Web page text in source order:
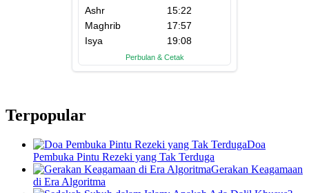
Terpopular
Doa
Pembuka Pintu Rezeki yang Tak Terduga
Gerakan Keagamaan
di Era Algoritma